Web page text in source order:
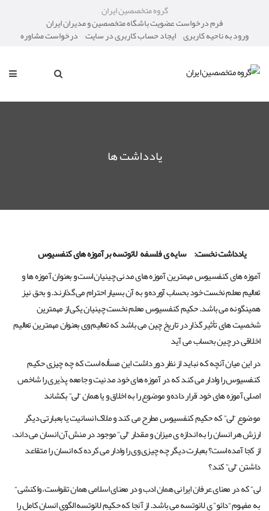
گروه متخصصین ایران
فرم درخواست عضویت باشگاه متخصصین و مدیران ایران
ورود به ناحیه کاربری ایجاد حساب کاربری در سایت درخواست مشاوره
یادداشت ها
یادداشت نخست: سایه ی فلسفه لائوتسه بر آموزه های کنفسیوس
آموزه های کنفسیوس مهمترین آموزه های مدنی چینیان است و بعنوان آموزه ها و
تعالیم معلم نخست خود بحساب آورده و به آن بسیار احترام می گذارند. و بحق نیز
همینگونه می باشد. حکیم کنفسیوس معلم نخست چینیان یکی از مهمترین
شخصیت های تأثیر گذار در تاریخ چین می باشد که تعالیم وی بعنوان مهمترین تعالیم
اخلاقی در چین بحساب می آید
در این میان آنچه که نباید از نظر دور داشت این مسأله است که چه چیزی حکیم
کنفسیوس را وادار می کند که در آموزه های خود مدنیت و جامعه پذیری را شاخص
اصلی آموزه های خود قرار داده و موضوع را به اخلاق و یا همان “لی” بکشاند
موضوع “لی” که حکیم کنفسیوس مطرح می کند و ملاک انسانیت یا بعبارتی دیگر
ارزش هر انسان را به اندازه ی میزان و مقدار “لی” موجود در منش آن انسان می داند،
از کجا آمده است؟ بعبارت دیگر چه چیزی وی را وادار می کرده که انسان را متقاعد
داشتن “لی” کند؟
“لی” که در معنای عرفان ایرانی همان ادب و در معنای اسلامی همان تقواست، واکنشی
به مفهوم “دائو” ی لائوتسه می باشد. از آنجا که حکیم لائوتسه الگوی انسان کامل را